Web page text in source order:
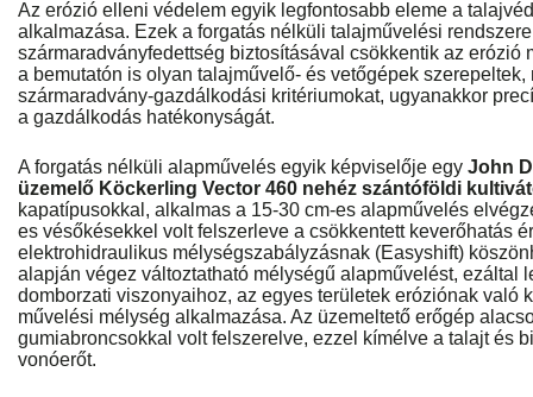
Az erózió elleni védelem egyik legfontosabb eleme a
alkalmazása. Ezek a forgatás nélküli talajművelési
szármaradványfedettség biztosításával csökkentik az erózió
a bemutatón is olyan talajművelő- és vetőgépek
szármaradvány-gazdálkodási kritériumokat, ugyanakkor
a gazdálkodás hatékonyságát.
A forgatás nélküli alapművelés egyik képviselője egy John
üzemelő Köckerling Vector 460 nehéz szántóföldi
kapatípusokkal, alkalmas a 15-30 cm-es alapművelés
es vésőkésekkel volt felszerleve a csökkentett keverőhatás
elektrohidraulikus mélységszabályzásnak (Easyshift)
alapján végez változtatható mélységű alapművelést, ezáltal
domborzati viszonyaihoz, az egyes területek eróziónak való
művelési mélység alkalmazása. Az üzemeltető erőgép
gumiabroncsokkal volt felszerelve, ezzel kímélve a talajt és
vonóerőt.